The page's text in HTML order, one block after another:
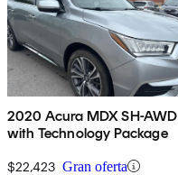
2020 Acura MDX SH-AWD
with Technology Package
$22,423 Gran oferta